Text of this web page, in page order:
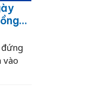
vào